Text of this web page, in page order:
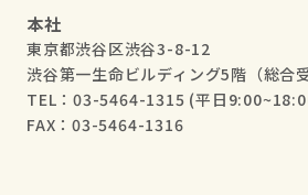
本社
東京都渋谷区渋谷3-8-12
渋谷第一生命ビルディング5階（総合
TEL：03-5464-1315 (平日
FAX：03-5464-1316